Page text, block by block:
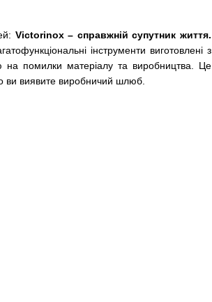
Victorinox – справжній супутник життя.
інструменти виготовлені з
на помилки матеріалу та виробництва. Це
ви виявите виробничий шлюб.